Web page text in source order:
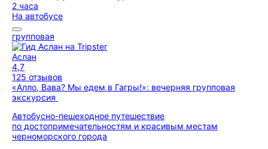
2 часа
На автобусе
групповая
Аслан
4,7
125 отзывов
«Алло, Вава? Мы едем в Гагры!»: вечерняя групповая
экскурсия
Автобусно-пешеходное путешествие
по достопримечательностям и красивым местам
черноморского города